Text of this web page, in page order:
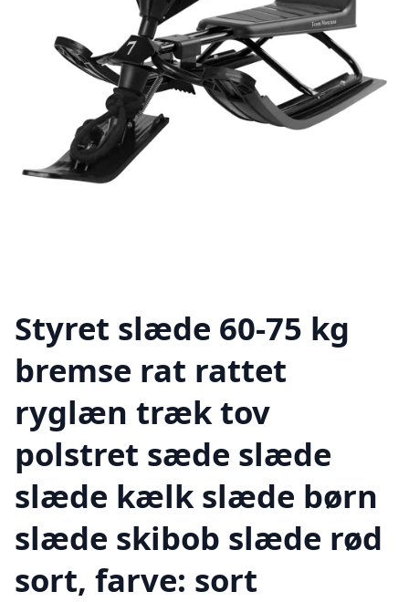
Styret slæde 60-75 kg
bremse rat rattet
ryglæn træk tov
polstret sæde slæde
slæde kælk slæde børn
slæde skibob slæde rød
sort, farve: sort